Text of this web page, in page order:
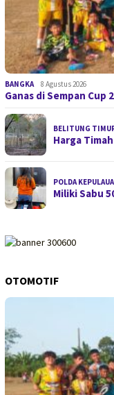
BANGKA 8 Agustus 2026
Ganas di Sempan Cup
BELITUNG
Harga
POLDA
Miliki Sabu
OTOMOTIF